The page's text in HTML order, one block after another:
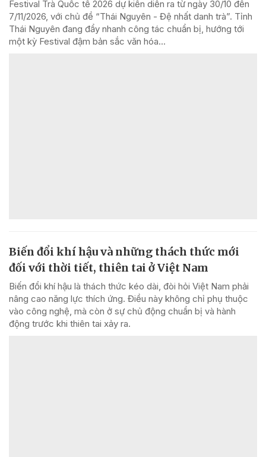
Festival Trà Quốc tế 2026 dự kiến diễn ra từ ngày 30/10 đến
7/11/2026, với chủ đề “Thái Nguyên - Đệ nhất danh trà”. Tỉnh
Thái Nguyên đang đẩy nhanh công tác chuẩn bị, hướng tới
một kỳ Festival đậm bản sắc văn hóa...
Biến đổi khí hậu và những thách thức mới
đối với thời tiết, thiên tai ở Việt Nam
Biến đổi khí hậu là thách thức kéo dài, đòi hỏi Việt Nam phải
nâng cao năng lực thích ứng. Điều này không chỉ phụ thuộc
vào công nghệ, mà còn ở sự chủ động chuẩn bị và hành
động trước khi thiên tai xảy ra.